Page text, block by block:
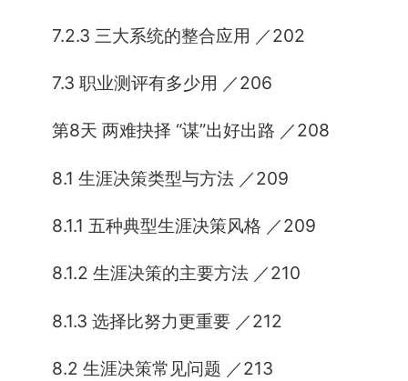
7.2.3 三大系统的整合应用 ／202
7.3 职业测评有多少用 ／206
第8天 两难抉择 “谋”出好出路 ／208
8.1 生涯决策类型与方法 ／209
8.1.1 五种典型生涯决策风格 ／209
8.1.2 生涯决策的主要方法 ／210
8.1.3 选择比努力更重要 ／212
8.2 生涯决策常见问题 ／213